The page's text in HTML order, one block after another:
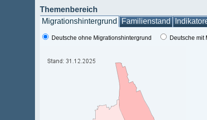
Themenbereich
Migrationshintergrund
Familienstand
Deutsche ohne Migrationshintergrund Deutsche mit